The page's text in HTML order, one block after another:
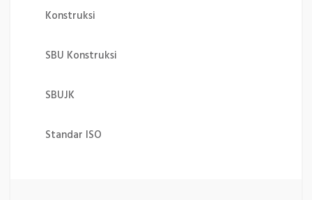
Konstruksi
SBU Konstruksi
SBUJK
Standar ISO